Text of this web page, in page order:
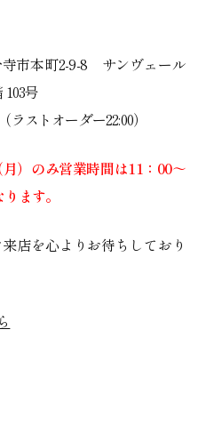
本町2-9-8 サンヴェール
号
ラストオーダー22:00）
）のみ営業時間は11：00～
ます。
店を心よりお待ちしており